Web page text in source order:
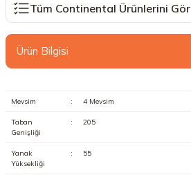
Tüm Continental Ürünlerini Gör
Ürün Bilgisi
Mevsim : 4 Mevsim
Taban
Genişliği
: 205
Yanak
Yüksekliği
: 55